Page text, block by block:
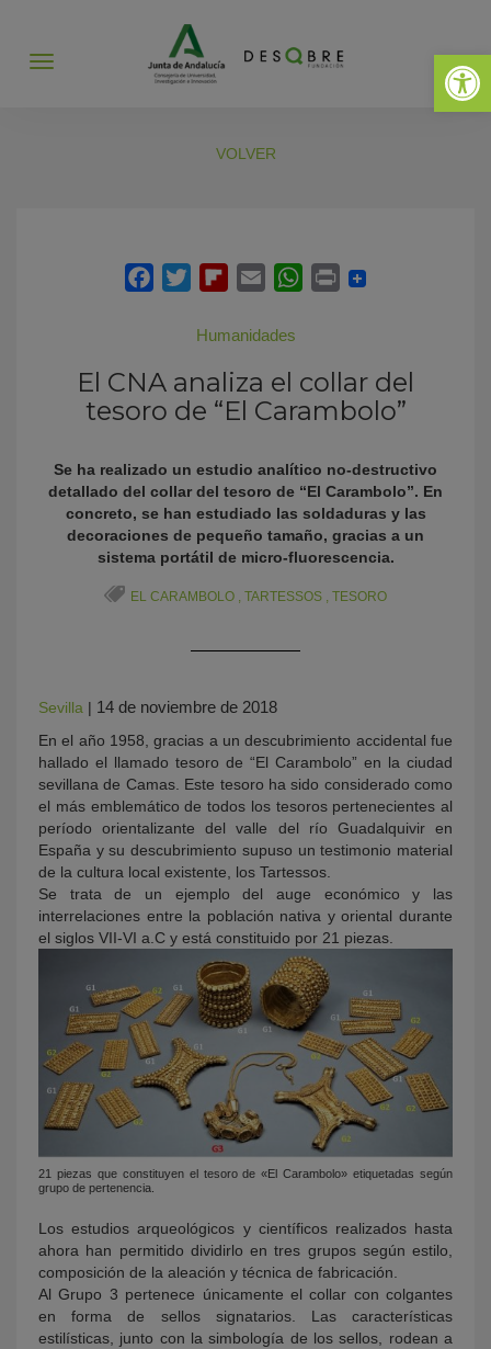
Abrir
Abrir
VOLVER
Humanidades
El CNA analiza el collar del
tesoro de “El Carambolo”
Se ha realizado un estudio analítico no-destructivo
detallado del collar del tesoro de “El Carambolo”. En
concreto, se han estudiado las soldaduras y las
decoraciones de pequeño tamaño, gracias a un
sistema portátil de micro-fluorescencia.
EL CARAMBOLO , TARTESSOS , TESORO
Sevilla | 14 de noviembre de 2018
En el año 1958, gracias a un descubrimiento accidental fue
hallado el llamado tesoro de “El Carambolo” en la ciudad
sevillana de Camas. Este tesoro ha sido considerado como
el más emblemático de todos los tesoros pertenecientes al
período orientalizante del valle del río Guadalquivir en
España y su descubrimiento supuso un testimonio material
de la cultura local existente, los Tartessos.
Se trata de un ejemplo del auge económico y las
interrelaciones entre la población nativa y oriental durante
el siglos VII-VI a.C y está constituido por 21 piezas.
21 piezas que constituyen el tesoro de «El Carambolo» etiquetadas según
grupo de pertenencia.
Los estudios arqueológicos y científicos realizados hasta
ahora han permitido dividirlo en tres grupos según estilo,
composición de la aleación y técnica de fabricación.
Al Grupo 3 pertenece únicamente el collar con colgantes
en forma de sellos signatarios. Las características
estilísticas, junto con la simbología de los sellos, rodean a